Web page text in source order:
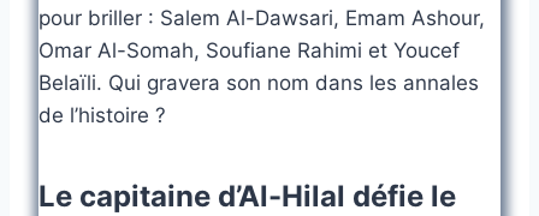
pour briller : Salem Al-Dawsari, Emam Ashour,
Omar Al-Somah, Soufiane Rahimi et Youcef
Belaïli. Qui gravera son nom dans les annales
de l’histoire ?
Le capitaine d’Al-Hilal défie le